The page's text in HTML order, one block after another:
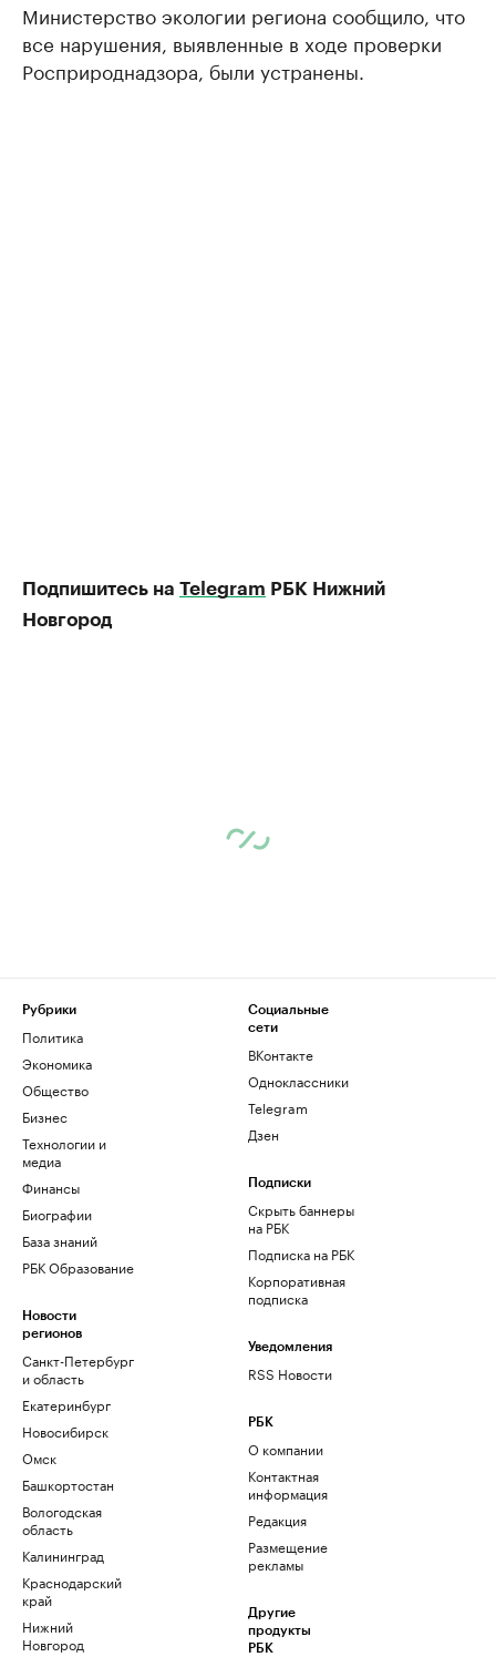
Министерство экологии региона сообщило, что
все нарушения, выявленные в ходе проверки
Росприроднадзора, были устранены.
Подпишитесь на Telegram РБК Нижний
Новгород
Рубрики
Политика
Экономика
Общество
Бизнес
Технологии и
медиа
Финансы
Биографии
База знаний
РБК Образование
Новости
регионов
Санкт-Петербург
и область
Екатеринбург
Новосибирск
Омск
Башкортостан
Вологодская
область
Калининград
Краснодарский
край
Нижний
Новгород
Социальные
сети
ВКонтакте
Одноклассники
Telegram
Дзен
Подписки
Скрыть баннеры
на РБК
Подписка на РБК
Корпоративная
подписка
Уведомления
RSS Новости
РБК
О компании
Контактная
информация
Редакция
Размещение
рекламы
Другие
продукты
РБК